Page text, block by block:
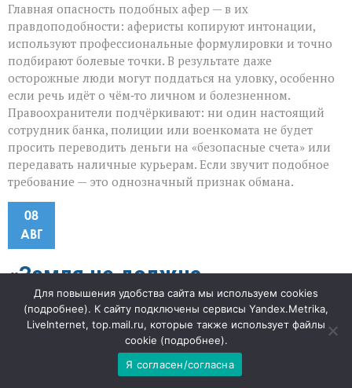
Главная опасность подобных афер — в их
правдоподобности: аферисты копируют интонации,
используют профессиональные формулировки и точно
подбирают болевые точки. В результате даже
осторожные люди могут поддаться на уловку, особенно
если речь идёт о чём‑то личном и болезненном.
Правоохранители подчёркивают: ни один настоящий
сотрудник банка, полиции или военкомата не будет
просить переводить деньги на «безопасные счета» или
передавать наличные курьерам. Если звучит подобное
требование — это однозначный признак обмана.
08
АВГ
«Земля не должна
превращаться в свалку»: в
Семикаракорском районе
Для повышения удобства сайта мы используем cookies
(подробнее). К сайту подключены сервисы Yandex.Metrika,
LiveInternet, top.mail.ru, которые также использует файлы
cookie (подробнее).
Я согласен/согласна